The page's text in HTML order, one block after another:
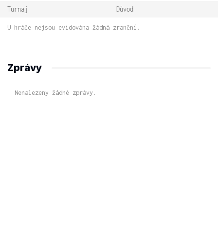
Turnaj Důvod
U hráče nejsou evidována žádná zranění.
Zprávy
Nenalezeny žádné zprávy.